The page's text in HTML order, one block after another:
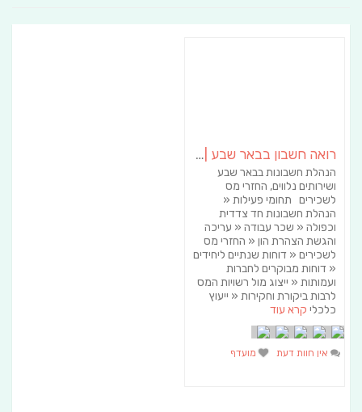
רואה חשבון בבאר שבע | הנהלת חשבונות בבאר שבע
הנהלת חשבונות בבאר שבע
ושירותים נלווים, החזרי מס
לשכירים תחומי פעילות «
הנהלת חשבונות חד צדדית
וכפולה « שכר עבודה « עריכה
והגשת הצהרת הון « החזרי מס
לשכירים « דוחות שנתיים ליחידים
« דוחות מבוקרים לחברות
ועמותות « ייצוג מול רשויות המס
לרבות ביקורת וחקירות « ייעוץ
כלכלי קרא עוד
אין חוות דעת מועדף